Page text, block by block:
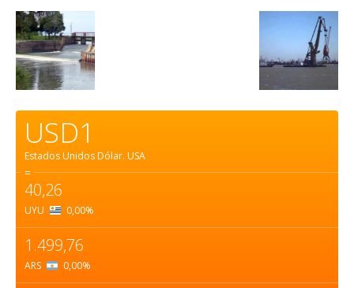
USD1
Estados Unidos Dólar. USA
=
40,26
UYU 0,00%
1.499,76
ARS 0,00%